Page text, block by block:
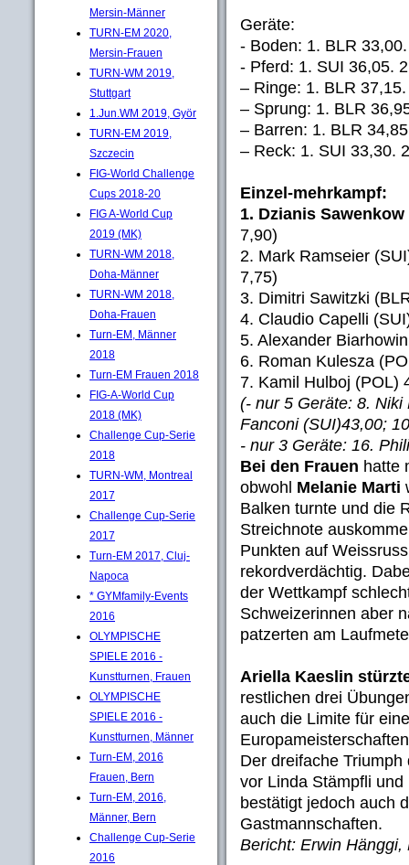
Mersin-Männer
TURN-EM 2020,
Mersin-Frauen
TURN-WM 2019,
Stuttgart
1.Jun.WM 2019, Györ
TURN-EM 2019,
Szczecin
FIG-World Challenge
Cups 2018-20
FIG A-World Cup
2019 (MK)
TURN-WM 2018,
Doha-Männer
TURN-WM 2018,
Doha-Frauen
Turn-EM, Männer
2018
Turn-EM Frauen 2018
FIG-A-World Cup
2018 (MK)
Challenge Cup-Serie
2018
TURN-WM, Montreal
2017
Challenge Cup-Serie
2017
Turn-EM 2017, Cluj-
Napoca
* GYMfamily-Events
2016
OLYMPISCHE
SPIELE 2016 -
Kunstturnen, Frauen
OLYMPISCHE
SPIELE 2016 -
Kunstturnen, Männer
Turn-EM, 2016
Frauen, Bern
Turn-EM, 2016,
Männer, Bern
Challenge Cup-Serie
2016
Geräte:
- Boden: 1. BLR
- Pferd: 1. SUI 36,05.
– Ringe: 1. BLR
– Sprung: 1. BLR
– Barren: 1. BLR
– Reck: 1. SUI 33,30.
Einzel-mehrkampf:
1. Dzianis Sawenkow
7,90)
2. Mark Ramseier
7,75)
3. Dimitri Sawitzki
4. Claudio Capelli
5. Alexander
6. Roman Kulesza
7. Kamil Hulboj (POL)
(- nur 5 Geräte: 8.
Fanconi (SUI)43,00;
- nur 3 Geräte: 16.
Bei den Frauen hatte
obwohl Melanie Marti
Balken turnte und die
Streichnote
Punkten auf
rekordverdächtig.
der Wettkampf
Schweizerinnen aber
patzerten am
Ariella Kaeslin
restlichen drei
auch die Limite für
Der dreifache
vor Linda Stämpfli
bestätigt jedoch auch
Gastmannschaften.
Bericht: Erwin